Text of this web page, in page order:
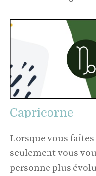
Capricorne
Lorsque vous
seulement vous
personne plus